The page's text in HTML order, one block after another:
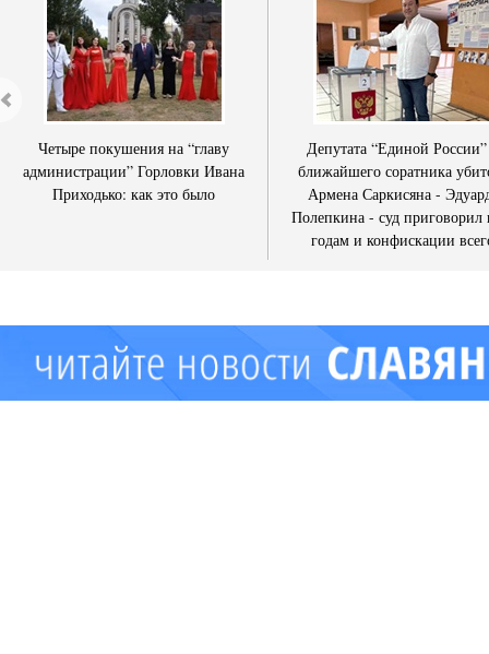
Четыре покушения на “главу
администрации” Горловки Ивана
Приходько: как это было
Депутата “Единой
ближайшего соратника
Армена Саркисяна -
Полепкина - суд приговорил
годам и конфискации